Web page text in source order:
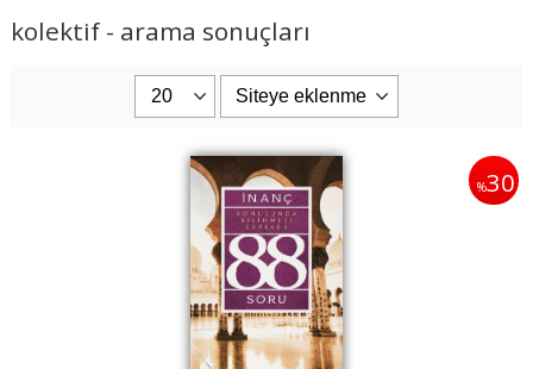
kolektif - arama sonuçları
%30